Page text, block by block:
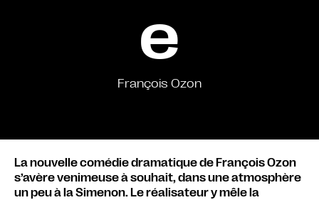
e
François Ozon
La nouvelle comédie dramatique de François Ozon
s’avère venimeuse à souhait, dans une atmosphère
un peu à la Simenon. Le réalisateur y mêle la